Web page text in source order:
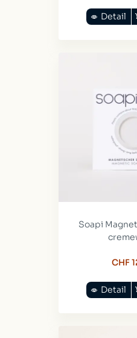
Detail
Soapi
CHF
Detail